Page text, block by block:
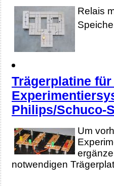
Relais
Trägerplatine
Philips/Schuco-
Um
notwendigen